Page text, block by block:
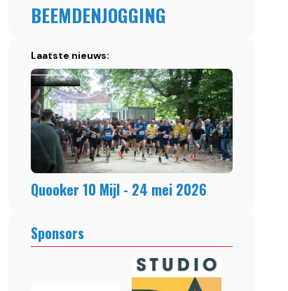
BEEMDENJOGGING
Laatste nieuws:
Quooker 10 Mijl - 24 mei 2026
Sponsors